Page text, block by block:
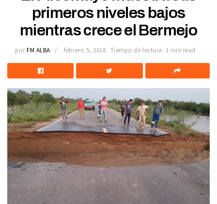
primeros niveles bajos
mientras crece el Bermejo
por FM ALBA febrero 5, 2018 Tiempo de lectura: 1 min read